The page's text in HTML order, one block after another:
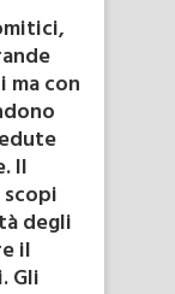
con
Il
degli
il
Gli